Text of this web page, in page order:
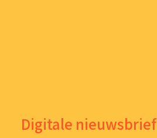
Digitale nieuwsbrief